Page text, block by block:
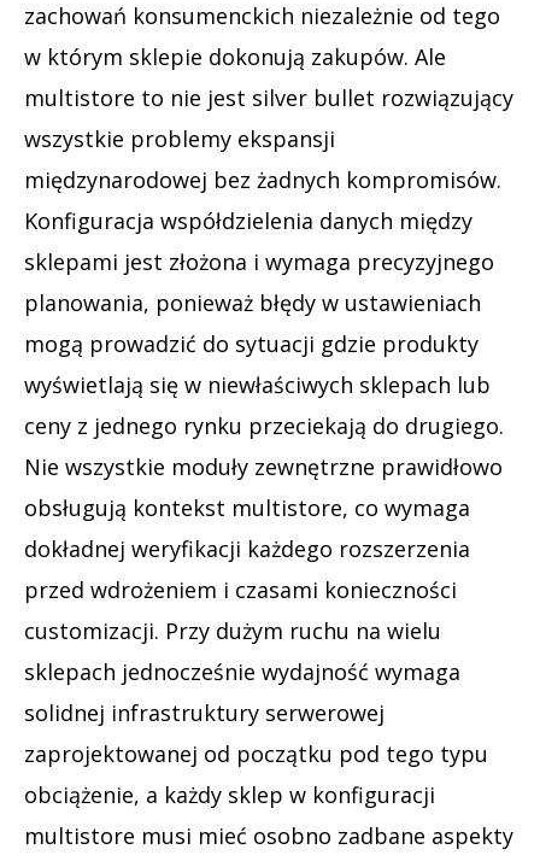
zachowań konsumenckich niezależnie od tego
w którym sklepie dokonują zakupów. Ale
multistore to nie jest silver bullet rozwiązujący
wszystkie problemy ekspansji
międzynarodowej bez żadnych kompromisów.
Konfiguracja współdzielenia danych między
sklepami jest złożona i wymaga precyzyjnego
planowania, ponieważ błędy w ustawieniach
mogą prowadzić do sytuacji gdzie produkty
wyświetlają się w niewłaściwych sklepach lub
ceny z jednego rynku przeciekają do drugiego.
Nie wszystkie moduły zewnętrzne prawidłowo
obsługują kontekst multistore, co wymaga
dokładnej weryfikacji każdego rozszerzenia
przed wdrożeniem i czasami konieczności
customizacji. Przy dużym ruchu na wielu
sklepach jednocześnie wydajność wymaga
solidnej infrastruktury serwerowej
zaprojektowanej od początku pod tego typu
obciążenie, a każdy sklep w konfiguracji
multistore musi mieć osobno zadbane aspekty